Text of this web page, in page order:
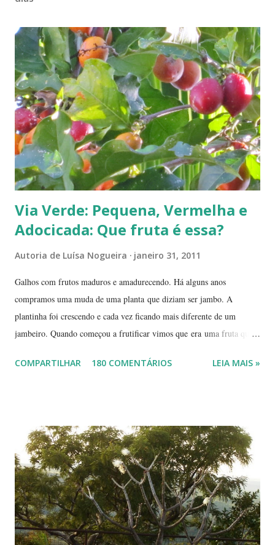
Via Verde: Pequena, Vermelha e
Adocicada: Que fruta é essa?
Autoria de Luísa Nogueira janeiro 31, 2011
Galhos com frutos maduros e amadurecendo. Há alguns anos
compramos uma muda de uma planta que diziam ser jambo. A
plantinha foi crescendo e cada vez ficando mais diferente de um
jambeiro. Quando começou a frutificar vimos que era uma fruta que
pequena, tem mais ou menos um quarto do tamanho de um jambo,
mostrar a polpa. A pele é bem fininha... Cada uma das
frutinhas possui duas sementes, parecendo uma semente dividida.
Duas frutinhas ao lado de um jambo. Essa foto foi feita ontem,
domingo, após a colheita. ----------------------------
COMPARTILHAR 180 COMENTÁRIOS LEIA MAIS »